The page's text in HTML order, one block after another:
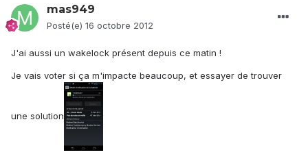
mas949
Posté(e) 16 octobre 2012
J'ai aussi un wakelock présent depuis ce matin !
Je vais voter si ça m'impacte beaucoup, et essayer de trouver
une solution